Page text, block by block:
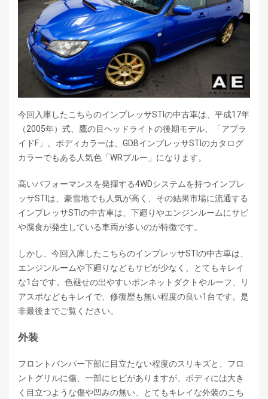
今回入庫したこちらのインプレッサSTIの中古車は、平成17年
（2005年）式、鷹の目ヘッドライトの後期モデル、「アプラ
イドF」。ボディカラーは、GDBインプレッサSTIのカタログ
カラーでもある人気色「WRブルー」になります。
高いパフォーマンスを発揮する4WDシステムを持つインプレ
ッサSTIは、豪雪地でも人気が高く、その結果市場に流通する
インプレッサSTIの中古車は、下廻りやエンジンルームにサビ
や腐食が発生している車両が多いのが特徴です。
しかし、今回入庫したこちらのインプレッサSTIの中古車は、
エンジンルームや下廻りなどもサビが少なく、とてもキレイ
な1台です。色褪せの出やすいボンネットダクトやルーフ、リ
アスポなどもキレイで、修復歴も無い程度の良い1台です。是
非最後までご覧ください。
外装
フロントバンパー下部に目立たない程度のスリキズと、フロ
ントグリルに傷、一部にヒビがありますが、ボディには大き
く目立つような傷や凹みの無い、とてもキレイな外装のこち